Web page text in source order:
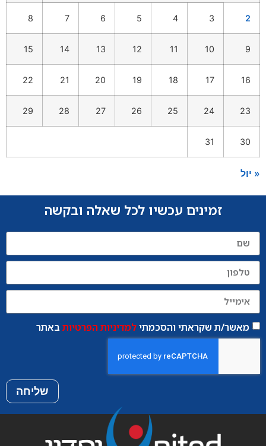
2
3
4
5
6
7
8
9
10
11
12
13
14
15
16
17
18
19
20
21
22
23
24
25
26
27
28
29
30
31
« יול
זמינים עכשיו לכל שאלה ובקשה
מאשר/ת שקראתי והסכמתילמדיניות הפרטיותבאתר
שליחה